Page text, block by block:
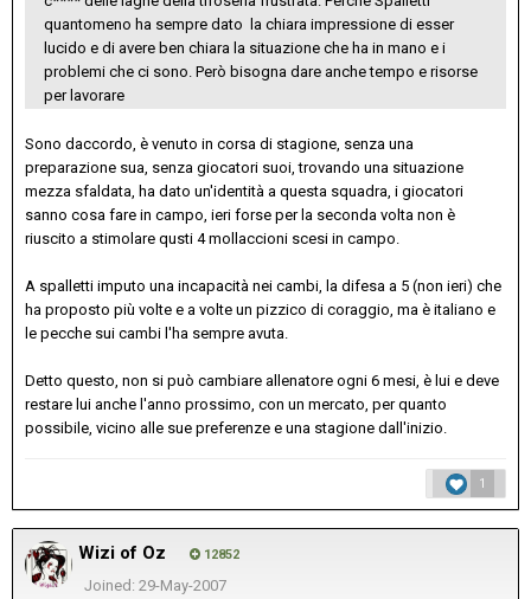
quantomeno ha sempre dato la chiara impressione di esser
lucido e di avere ben chiara la situazione che ha in mano e i
problemi che ci sono. Però bisogna dare anche tempo e risorse
per lavorare
Sono daccordo, è venuto in corsa di stagione, senza una
preparazione sua, senza giocatori suoi, trovando una situazione
mezza sfaldata, ha dato un'identità a questa squadra, i giocatori
sanno cosa fare in campo, ieri forse per la seconda volta non è
riuscito a stimolare qusti 4 mollaccioni scesi in campo.
A spalletti imputo una incapacità nei cambi, la difesa a 5 (non ieri) che
ha proposto più volte e a volte un pizzico di coraggio, ma è italiano e
le pecche sui cambi l'ha sempre avuta.
Detto questo, non si può cambiare allenatore ogni 6 mesi, è lui e deve
restare lui anche l'anno prossimo, con un mercato, per quanto
possibile, vicino alle sue preferenze e una stagione dall'inizio.
1
Wizi of Oz 12852
Joined: 29-May-2007